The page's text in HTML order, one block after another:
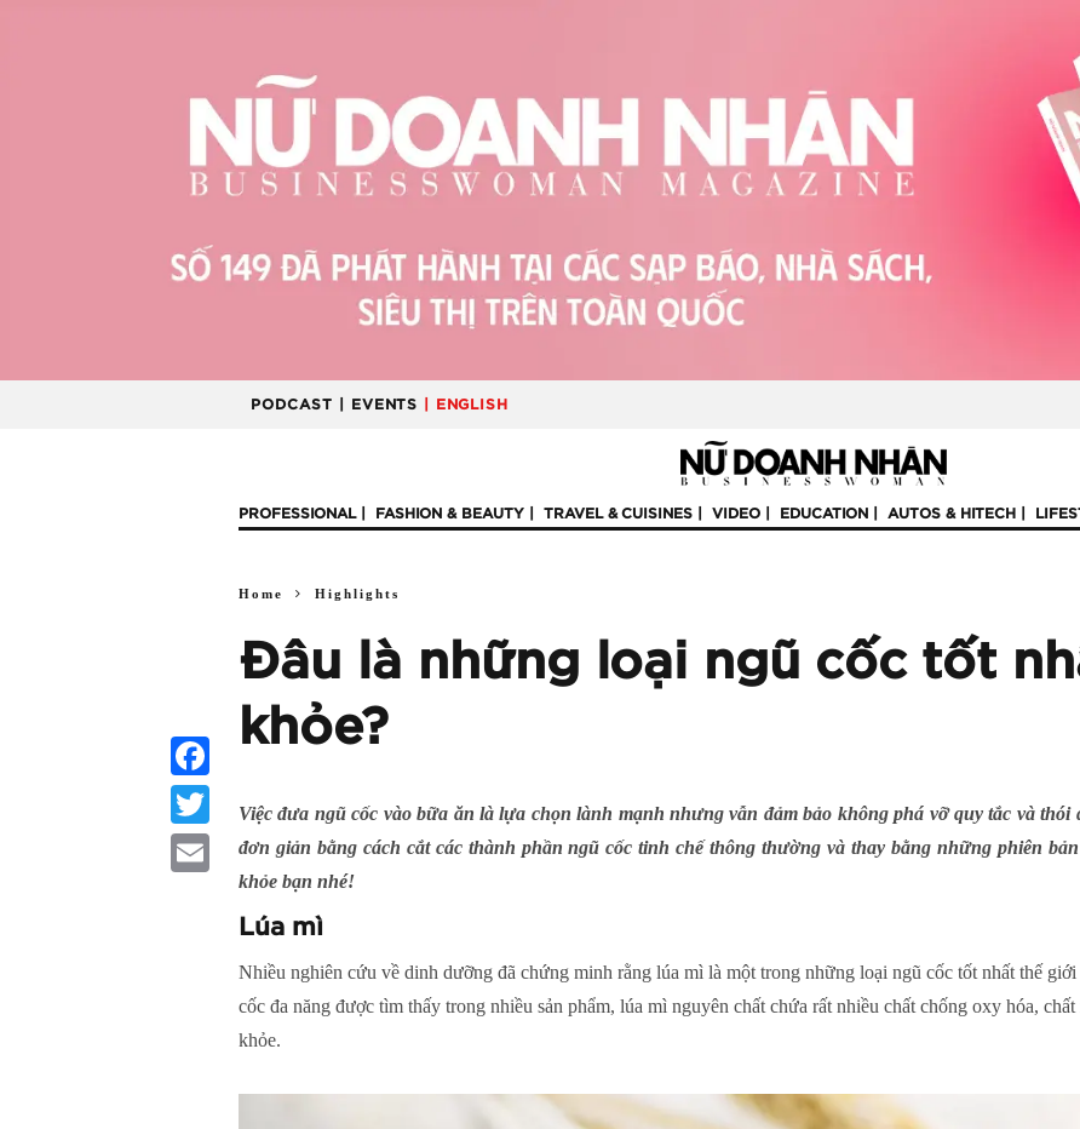
PODCAST | EVENTS | ENGLISH
PROFESSIONAL FASHION & BEAUTY TRAVEL & CUISINES VIDEO EDUCATION AUTOS & HITECH
Home Highlights
Đâu là những loại ngũ cốc tốt
khỏe?
Việc đưa ngũ cốc vào bữa ăn là lựa chọn lành mạnh nhưng vẫn đảm bảo không phá vỡ quy tắc và thói
đơn giản bằng cách cắt các thành phần ngũ cốc tinh chế thông thường và thay bằng những phiên
khỏe bạn nhé!
Lúa mì
Nhiều nghiên cứu về dinh dưỡng đã chứng minh rằng lúa mì là một trong những loại ngũ cốc tốt nhất thế
cốc đa năng được tìm thấy trong nhiều sản phẩm, lúa mì nguyên chất chứa rất nhiều chất chống oxy hóa,
khỏe.
Facebook
Twitter